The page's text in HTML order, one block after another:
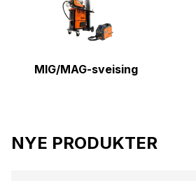
MIG/MAG-sveising
NYE PRODUKTER